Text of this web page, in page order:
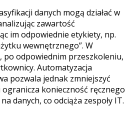
danych mogą działać w
zawartość
im odpowiednie etykiety, np.
wewnętrznego”. W
po odpowiednim przeszkoleniu,
Automatyzacja
pozwala jednak zmniejszyć
ogranicza konieczność ręcznego
danych, co odciąża zespoły IT.